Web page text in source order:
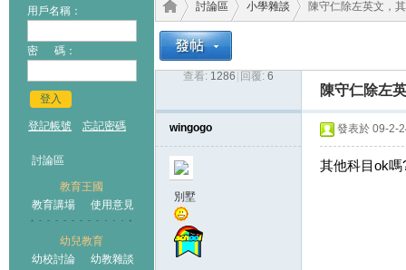
用戶名稱：
密 碼：
登入
登記帳號 忘記密碼
討論區
教育王國
教育講場
使用意見
幼兒教育
幼校討論
幼教雜談
討論區
›
小學雜談 陳守仁除左英文，
查看: 1286 回覆: 6
陳守仁除左
wingogo
別墅
發表於 09-2-
其他科目ok嗎